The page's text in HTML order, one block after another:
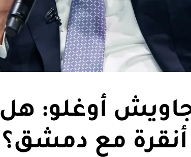
أوغلو: هل
مع دمشق؟